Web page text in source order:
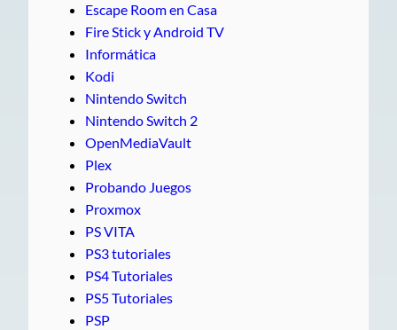
Escape Room en Casa
Fire Stick y Android TV
Informática
Kodi
Nintendo Switch
Nintendo Switch 2
OpenMediaVault
Plex
Probando Juegos
Proxmox
PS VITA
PS3 tutoriales
PS4 Tutoriales
PS5 Tutoriales
PSP